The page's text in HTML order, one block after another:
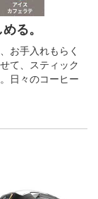
る。
お手入れもらく
て、スティック
日々のコーヒー